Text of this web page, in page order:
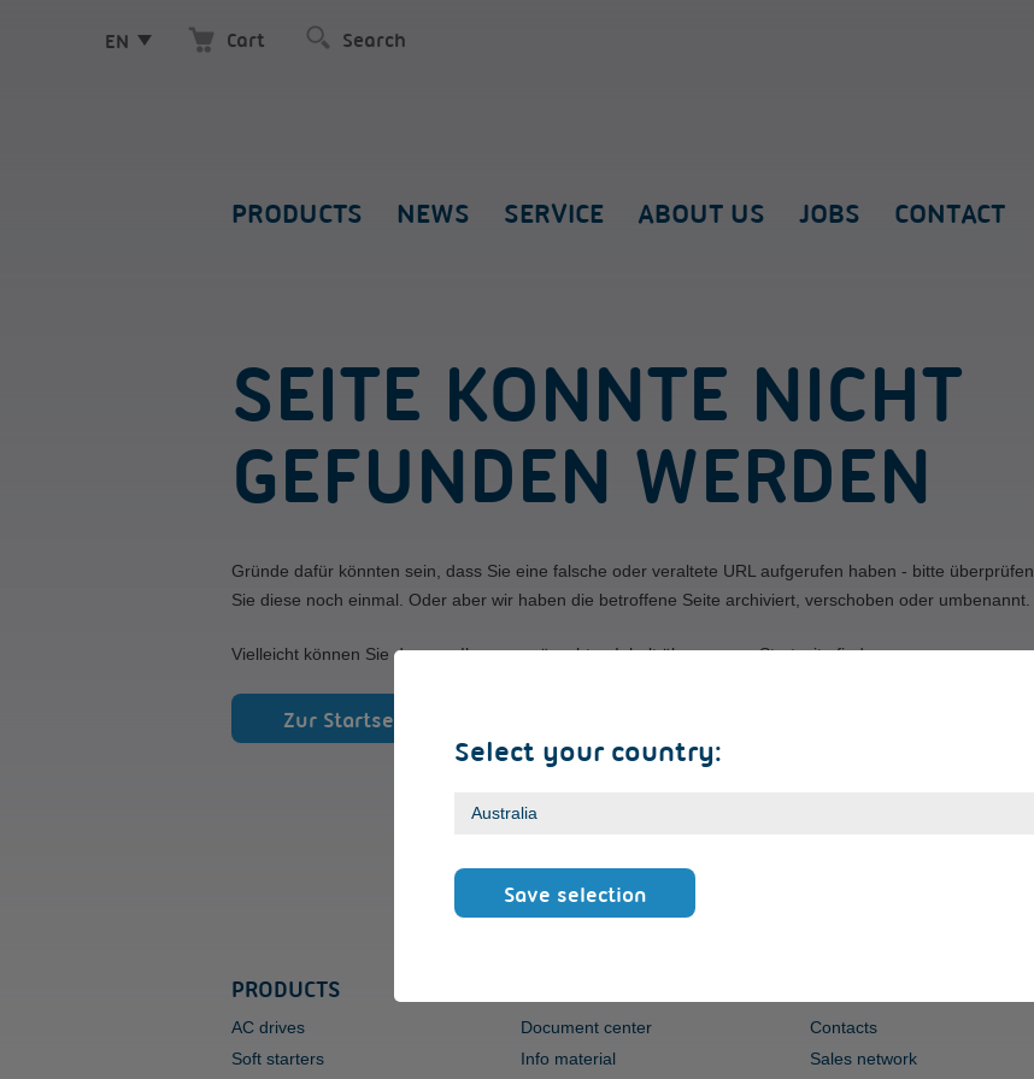
Select your country:
Save selection
EN Cart
PRODUCTS NEWS SERVICE ABOUT US JOBS CONTACT
SEITE KONNTE NICHT
GEFUNDEN WERDEN
Gründe dafür könnten sein, dass Sie eine falsche oder veraltete URL aufgerufen haben - bitte überprüfen
Sie diese noch einmal. Oder aber wir haben die betroffene Seite archiviert, verschoben oder umbenannt.
Vielleicht können Sie den von Ihnen gewünschten Inhalt über unsere Startseite finden.
Zur Startseite
PRODUCTS
AC drives
Soft starters
Document center
Info material
Contacts
Sales network